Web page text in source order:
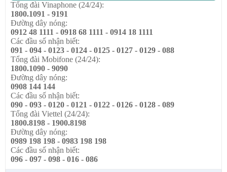
Tổng đài Vinaphone (24/24):
1800.1091 - 9191
Đường dây nóng:
0912 48 1111 - 0918 68 1111 - 0914 18 1111
Các đầu số nhận biết:
091 - 094 - 0123 - 0124 - 0125 - 0127 - 0129 - 088
Tổng đài Mobifone (24/24):
1800.1090 - 9090
Đường dây nóng:
0908 144 144
Các đầu số nhận biết:
090 - 093 - 0120 - 0121 - 0122 - 0126 - 0128 - 089
Tổng đài Viettel (24/24):
1800.8198 - 1900.8198
Đường dây nóng:
0989 198 198 - 0983 198 198
Các đầu số nhận biết:
096 - 097 - 098 - 016 - 086